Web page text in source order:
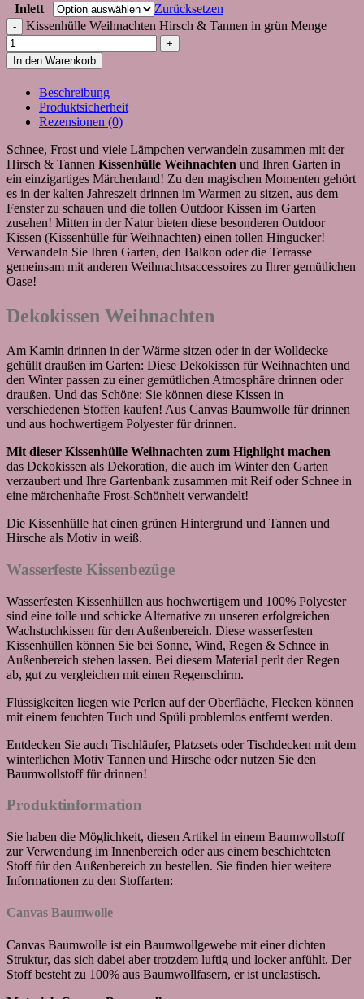
Inlett
Zurücksetzen
Kissenhülle Weihnachten Hirsch & Tannen in grün Menge
In den Warenkorb
Beschreibung
Produktsicherheit
Rezensionen (0)
Schnee, Frost und viele Lämpchen verwandeln zusammen mit der
Hirsch & Tannen Kissenhülle Weihnachten und Ihren Garten in
ein einzigartiges Märchenland! Zu den magischen Momenten gehört
es in der kalten Jahreszeit drinnen im Warmen zu sitzen, aus dem
Fenster zu schauen und die tollen Outdoor Kissen im Garten
zusehen! Mitten in der Natur bieten diese besonderen Outdoor
Kissen (Kissenhülle für Weihnachten) einen tollen Hingucker!
Verwandeln Sie Ihren Garten, den Balkon oder die Terrasse
gemeinsam mit anderen Weihnachtsaccessoires zu Ihrer gemütlichen
Oase!
Dekokissen Weihnachten
Am Kamin drinnen in der Wärme sitzen oder in der Wolldecke
gehüllt draußen im Garten: Diese Dekokissen für Weihnachten und
den Winter passen zu einer gemütlichen Atmosphäre drinnen oder
draußen. Und das Schöne: Sie können diese Kissen in
verschiedenen Stoffen kaufen! Aus Canvas Baumwolle für drinnen
und aus hochwertigem Polyester für drinnen.
Mit dieser Kissenhülle Weihnachten zum Highlight machen –
das Dekokissen als Dekoration, die auch im Winter den Garten
verzaubert und Ihre Gartenbank zusammen mit Reif oder Schnee in
eine märchenhafte Frost-Schönheit verwandelt!
Die Kissenhülle hat einen grünen Hintergrund und Tannen und
Hirsche als Motiv in weiß.
Wasserfeste Kissenbezüge
Wasserfesten Kissenhüllen aus hochwertigem und 100% Polyester
sind eine tolle und schicke Alternative zu unseren erfolgreichen
Wachstuchkissen für den Außenbereich. Diese wasserfesten
Kissenhüllen können Sie bei Sonne, Wind, Regen & Schnee in
Außenbereich stehen lassen. Bei diesem Material perlt der Regen
ab, gut zu vergleichen mit einen Regenschirm.
Flüssigkeiten liegen wie Perlen auf der Oberfläche, Flecken können
mit einem feuchten Tuch und Spüli problemlos entfernt werden.
Entdecken Sie auch Tischläufer, Platzsets oder Tischdecken mit dem
winterlichen Motiv Tannen und Hirsche oder nutzen Sie den
Baumwollstoff für drinnen!
Produktinformation
Sie haben die Möglichkeit, diesen Artikel in einem Baumwollstoff
zur Verwendung im Innenbereich oder aus einem beschichteten
Stoff für den Außenbereich zu bestellen. Sie finden hier weitere
Informationen zu den Stoffarten:
Canvas Baumwolle
Canvas Baumwolle ist ein Baumwollgewebe mit einer dichten
Struktur, das sich dabei aber trotzdem luftig und locker anfühlt. Der
Stoff besteht zu 100% aus Baumwollfasern, er ist unelastisch.